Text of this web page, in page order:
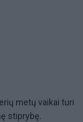
metų vaikai turi
stiprybę.